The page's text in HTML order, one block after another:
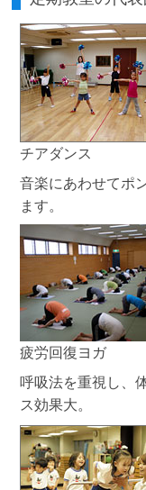
チアダンス
音楽にあわせてポ
ます。
疲労回復ヨガ
呼吸法を重視し、
ス効果大。